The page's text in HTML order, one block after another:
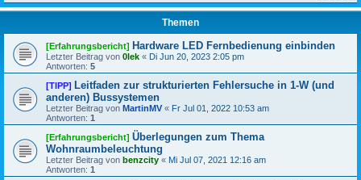
Themen
[Erfahrungsbericht] Hardware LED Fernbedienung einbinden
Letzter Beitrag von 0lek « Di Jun 20, 2023 2:05 pm
Antworten: 5
[TIPP] Leitfaden zur strukturierten Fehlersuche in 1-W (und
anderen) Bussystemen
Letzter Beitrag von MartinMV « Fr Jul 01, 2022 10:53 am
Antworten: 1
[Erfahrungsbericht] Überlegungen zum Thema
Wohnraumbeleuchtung
Letzter Beitrag von benzcity « Mi Jul 07, 2021 12:16 am
Antworten: 1